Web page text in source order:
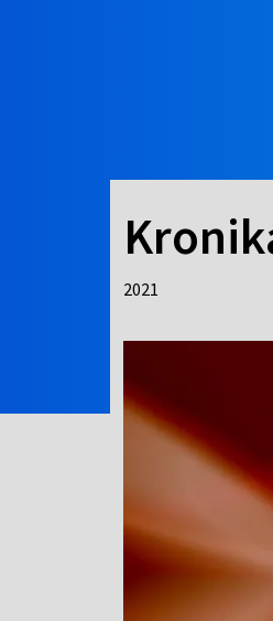
2021